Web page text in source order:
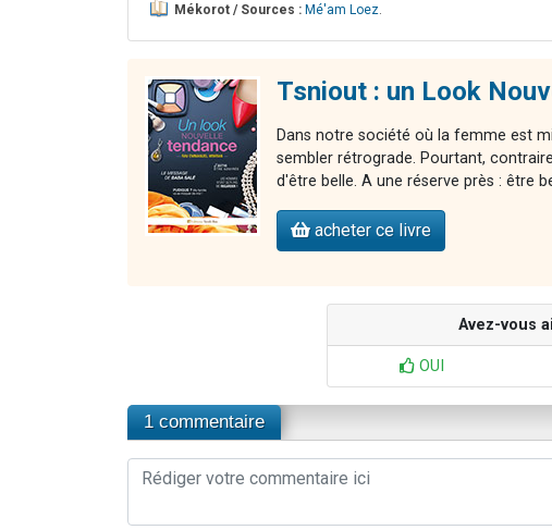
Mékorot / Sources : Mé'am Loez
Tsniout : un Look
Dans notre société où la femme est
sembler rétrograde. Pourtant,
d'être belle. A une réserve près : être
acheter ce livre
Avez-vous
OUI
1 commentaire